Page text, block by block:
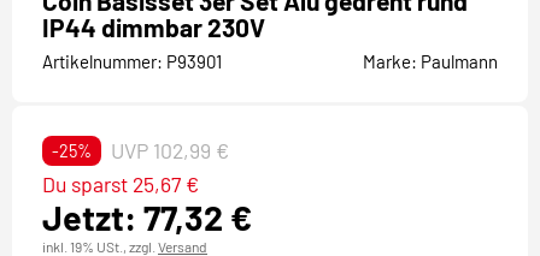
IP44 dimmbar 230V
Artikelnummer: P93901 Marke: Paulmann
-25% UVP 102,99 €
Jetzt: 77,32 €
Du sparst 25,67 €
inkl. 19% USt., zzgl. Versand